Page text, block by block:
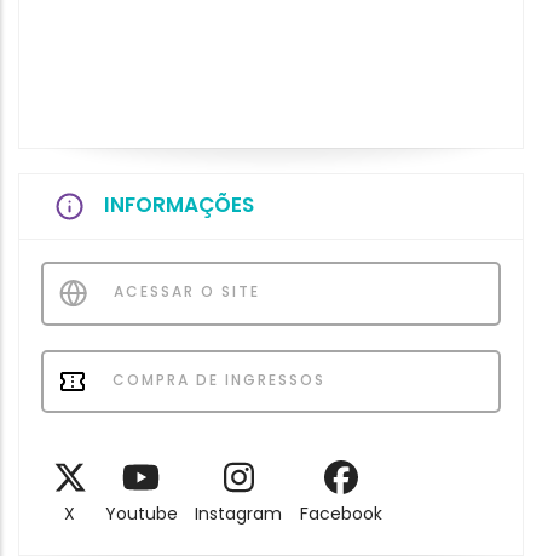
INFORMAÇÕES
ACESSAR O SITE
COMPRA DE INGRESSOS
X Youtube Instagram Facebook